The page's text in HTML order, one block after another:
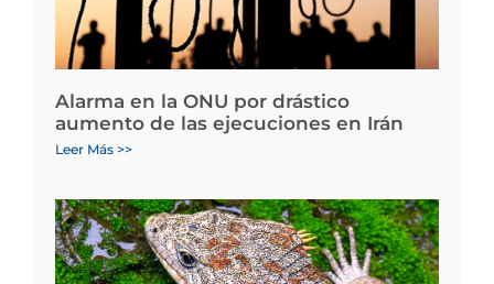
Alarma en la ONU por drástico
aumento de las ejecuciones en Irán
Leer Más >>